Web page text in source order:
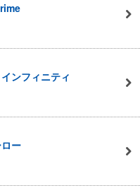
ンフィニティ
ー